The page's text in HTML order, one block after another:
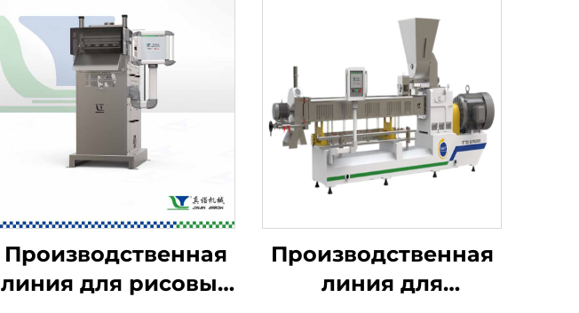
Производственная
линия для рисовых
Производственная
линия для